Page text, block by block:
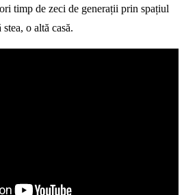
timp de zeci de generații prin spațiul
o altă casă.